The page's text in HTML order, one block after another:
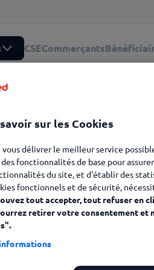
CSECommerçants
Télétravail
sur les Cookies
vous délivrer le meilleur service
fonctionnalités de base pour
du site, et d'établir des
fonctionnels et de sécurité,
tout accepter, tout refuser en
retirer votre consentement et